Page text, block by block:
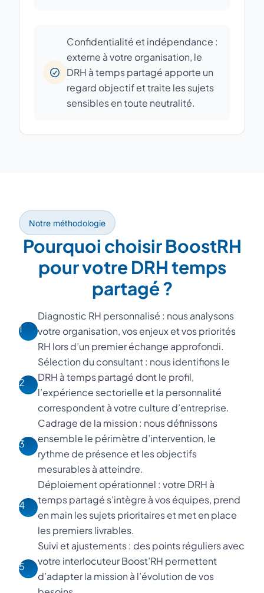
Confidentialité et indépendance :
externe à votre organisation, le
DRH à temps partagé apporte un
regard objectif et traite les sujets
sensibles en toute neutralité.
Notre méthodologie
Pourquoi choisir BoostRH
pour votre DRH temps
partagé ?
1
Diagnostic RH personnalisé : nous analysons
votre organisation, vos enjeux et vos priorités
RH lors d’un premier échange approfondi.
2
Sélection du consultant : nous identifions le
DRH à temps partagé dont le profil,
l’expérience sectorielle et la personnalité
correspondent à votre culture d’entreprise.
3
Cadrage de la mission : nous définissons
ensemble le périmètre d’intervention, le
rythme de présence et les objectifs
mesurables à atteindre.
4
Déploiement opérationnel : votre DRH à
temps partagé s’intègre à vos équipes, prend
en main les sujets prioritaires et met en place
les premiers livrables.
5
Suivi et ajustements : des points réguliers avec
votre interlocuteur Boost’RH permettent
d’adapter la mission à l’évolution de vos